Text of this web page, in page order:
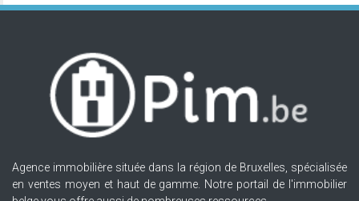
Agence immobilière située dans la région de Bruxelles, spécialisée
en ventes moyen et haut de gamme. Notre portail de l'immobilier